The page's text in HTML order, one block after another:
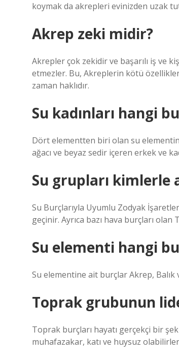
koymak da akrepleri evinizden uzak
Akrep zeki midir?
Akrepler çok zekidir ve başarılı iş ve
etmezler. Bu, Akreplerin kötü
zaman haklıdır.
Su kadınları hangi
Dört elementten biri olan su
ağacı ve beyaz sedir içeren erkek ve
Su grupları kimlerle
Su Burçlarıyla Uyumlu Zodyak
geçinir. Ayrıca bazı hava burçları
Su elementi hangi
Su elementine ait burçlar Akrep, Balık
Toprak grubunun
Toprak burçları hayatı gerçekçi bir
muhafazakar, katı ve huysuz